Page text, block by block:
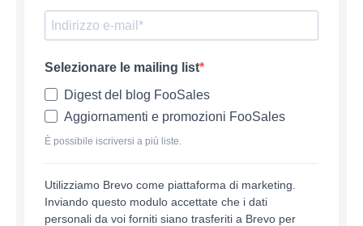
Selezionare le mailing list
Digest del blog FooSales
Aggiornamenti e promozioni FooSales
È possibile iscriversi a più liste.
Utilizziamo Brevo come piattaforma di marketing.
Inviando questo modulo accettate che i dati
personali da voi forniti siano trasferiti a Brevo per